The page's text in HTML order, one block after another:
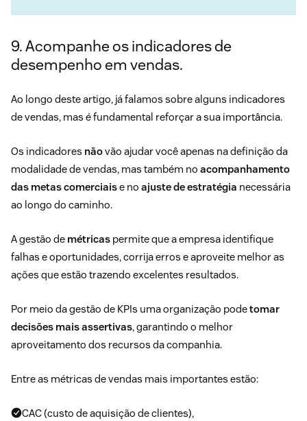
9. Acompanhe os indicadores de
desempenho em vendas.
Ao longo deste artigo, já falamos sobre alguns indicadores
de vendas, mas é fundamental reforçar a sua importância.
Os indicadores nãovão ajudar você apenas na definição da
modalidade de vendas, mas também no acompanhamento
das metas comerciaise no ajuste de estratégia necessária
ao longo do caminho.
A gestão de métricas permite que a empresa identifique
falhas e oportunidades, corrija erros e aproveite melhor as
ações que estão trazendo excelentes resultados.
Por meio da gestão de KPIs uma organização podetomar
decisões mais assertivas, garantindo o melhor
aproveitamento dos recursos da companhia.
Entre as métricas de vendas mais importantes estão:
CAC (custo de aquisição de clientes),